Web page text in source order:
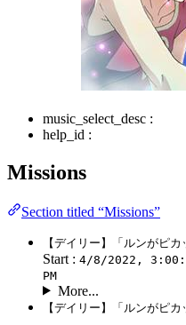
music_select_desc :
help_id :
Missions
Section titled “Missions”
【デイリー】「ルンがピ
Start : 4/8/2022,
PM
More...
【デイリー】「ルンがピ